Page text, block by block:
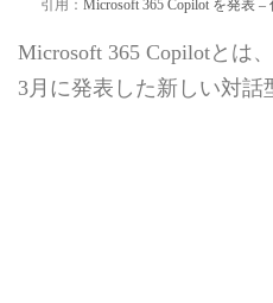
引用： Microsoft 365 Copilot を発表 –
Microsoft 365 Copilotとは
3月に発表した新しい対話